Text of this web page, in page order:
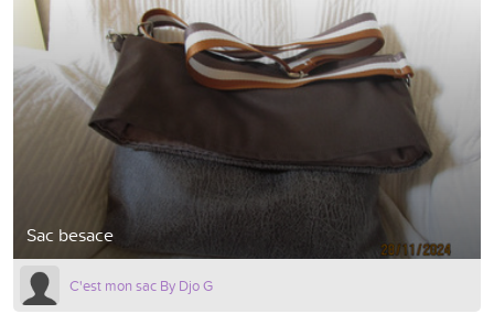
Sac besace
C'est mon sac By Djo G